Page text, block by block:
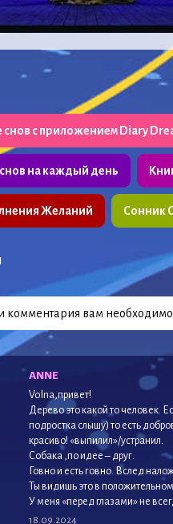
снов с приложением Diary
на каждый день
Желаний Сонник
комментария вам
ANNE
Volna,привет!
Дерево это какой то человек.
подростка слышу) то есть
красиво! «выпилил»/устранил.
Собака ,по идее – друг.
Говно и есть говно. Вслед
Ты видишь это в
У меня «перед глазами» не
18.09.2024